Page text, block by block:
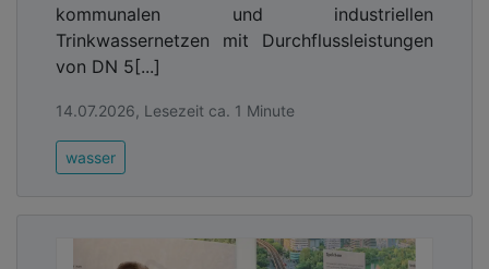
kommunalen und industriellen
Trinkwassernetzen mit Durchflussleistungen
von DN 5[...]
14.07.2026, Lesezeit ca. 1 Minute
wasser